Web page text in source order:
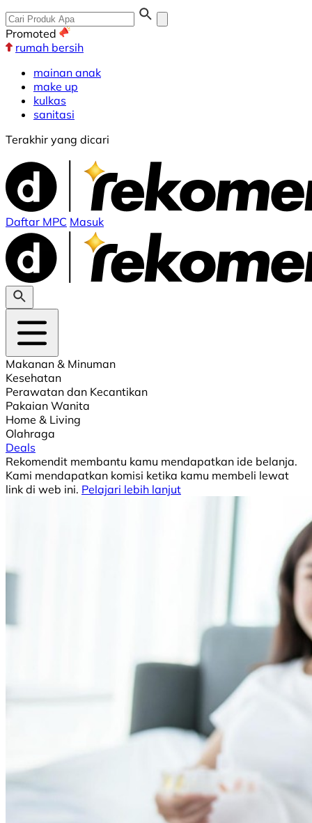
Promoted
rumah bersih
mainan anak
make up
kulkas
sanitasi
Terakhir yang dicari
Daftar MPC Masuk
Makanan & Minuman
Kesehatan
Perawatan dan Kecantikan
Pakaian Wanita
Home & Living
Olahraga
Deals
Rekomendit membantu kamu mendapatkan ide belanja.
Kami mendapatkan komisi ketika kamu membeli lewat
link di web ini. Pelajari lebih lanjut